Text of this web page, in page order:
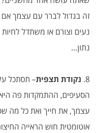
זה בגדול לברר עם עצמך
נעים וצורם או משתדל
נתון…
8. נקודת תצפית– תסתכל
הסעיפים, ההתמקדות פה
עצמך, את חייך ואת כל מה
אוטומטית חוש הראייה